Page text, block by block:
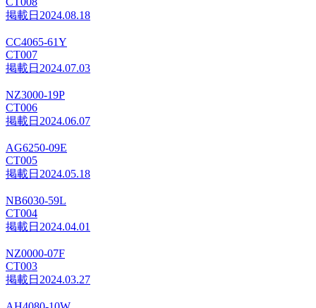
掲載日 2024.08.18
CC4065-61Y
CT007
掲載日 2024.07.03
NZ3000-19P
CT006
掲載日 2024.06.07
AG6250-09E
CT005
掲載日 2024.05.18
NB6030-59L
CT004
掲載日 2024.04.01
NZ0000-07F
CT003
掲載日 2024.03.27